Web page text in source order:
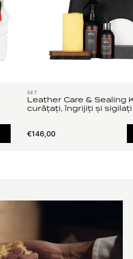
SET
Leather Care & Sealing
curățați, îngrijiți și
€146,00